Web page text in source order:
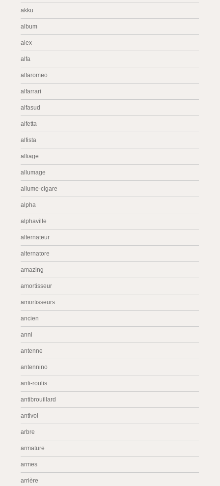
akku
album
alex
alfa
alfaromeo
alfarrari
alfasud
alfetta
alfista
alliage
allumage
allume-cigare
alpha
alphaville
alternateur
alternatore
amazing
amortisseur
amortisseurs
ancien
anni
antenne
antennino
anti-roulis
antibrouillard
antivol
arbre
armature
armes
arrière